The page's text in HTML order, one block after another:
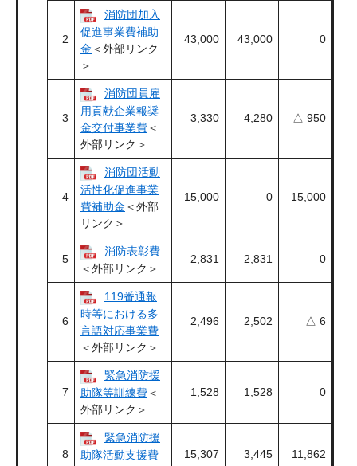
2
消防団加入
促進事業費補助
金 ＜外部リンク
＞
43,000 43,000 0
3
消防団員雇
用貢献企業報奨
金交付事業費＜
外部リンク＞
3,330 4,280 △ 950
4
消防団活動
活性化促進事業
費補助金 ＜外部
リンク＞
15,000 0 15,000
5
消防表彰費
＜外部リンク＞
2,831 2,831 0
6
119番通報
時等における多
言語対応事業費
＜外部リンク＞
2,496 2,502 △ 6
7
緊急消防援
助隊等訓練費＜
外部リンク＞
1,528 1,528 0
8
緊急消防援
助隊活動支援費
15,307 3,445 11,862